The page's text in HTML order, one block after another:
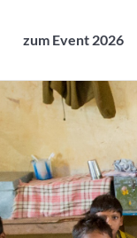
zum Event 2026
zum Event 2026